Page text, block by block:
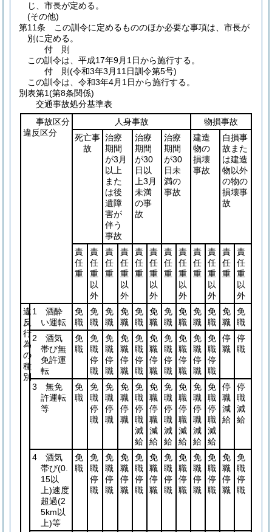
じ、市長が定める。
(その他)
第11条
この訓令に定めるもののほか必要な事項は、市長が
別に定める。
付 則
この訓令は、平成17年9月1日から施行する。
付 則(令和3年3月11日訓令第5号)
この訓令は、令和3年4月1日から施行する。
別表第1(第8条関係)
交通事故処分基準表
事故区分
違反区分
人身事故
物損事故
死亡事
故
治療
期間
が3月
以上
また
は後
遺障
害が
伴う
事故
治療
期間
が30
日以
上3月
未満
の事
故
治療
期間
が30
日未
満の
事故
建造
物の
損壊
事故
自損事
故また
は建造
物以外
の物の
損壊事
故
責
任
重
責
任
重
以
外
責
任
重
責
任
重
以
外
責
任
重
責
任
重
以
外
責
任
重
責
任
重
以
外
責
任
重
責
任
重
以
外
責
任
重
責
任
重
以
外
違
反
行
為
の
種
別
1 酒酔
い運転
免
職
免
職
免
職
免
職
免
職
免
職
免
職
免
職
免
職
免
職
免
職
免
職
2 酒気
帯び無
免許運
転
免
職
免
職
停
職
免
職
停
職
免
職
停
職
免
職
停
職
免
職
停
職
免
職
停
職
免
職
停
職
免
職
停
職
免
職
停
職
停
職
停
職
3 無免
許運転
等
免
職
免
職
停
職
免
職
停
職
免
職
停
職
免
職
停
職
減
給
免
職
停
職
減
給
免
職
停
職
減
給
免
職
停
職
減
給
免
職
停
職
減
給
免
職
停
職
減
給
停
職
減
給
停
職
減
給
4 酒気
帯び(0.
15以
上)速度
超過(2
5km以
上)等
免
職
免
職
停
職
免
職
停
職
免
職
停
職
免
職
停
職
免
職
停
職
免
職
停
職
免
職
停
職
免
職
停
職
免
職
停
職
免
職
停
職
免
職
停
職